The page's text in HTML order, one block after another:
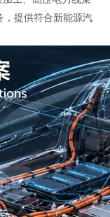
，提供符合新能源汽